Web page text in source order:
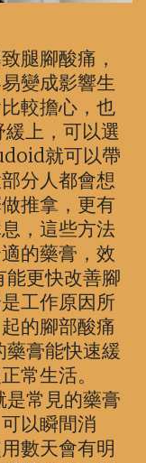
腿腳酸痛，
變成影響生
較擔心，也
上，可以選
就可以帶
分人都會想
推拿，更有
，這些方法
的藥膏，效
更快改善腳
工作原因所
的腳部酸痛
膏能快速緩
常生活。
常見的藥膏
以瞬間消
數天會有明